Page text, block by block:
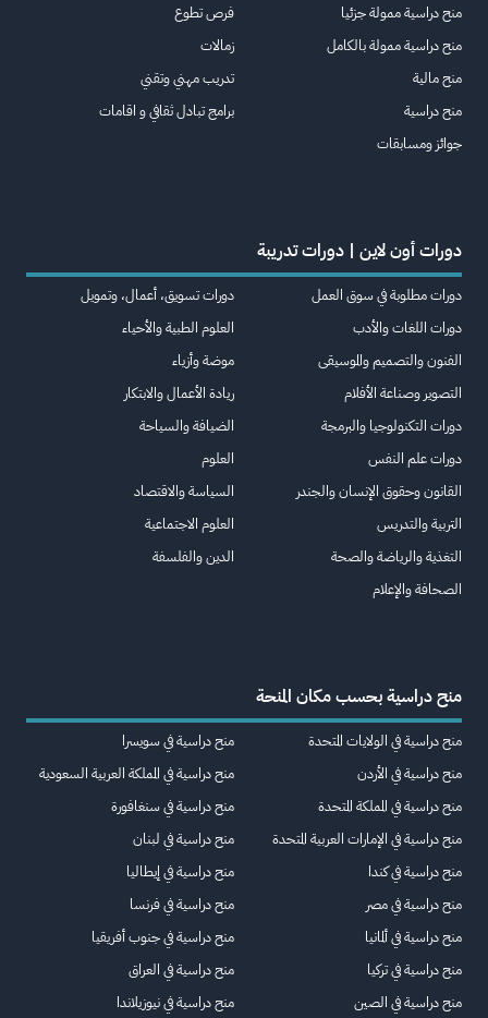
منح دراسية ممولة جزئيا
منح دراسية ممولة بالكامل
منح مالية
منح دراسية
جوائز ومسابقات
فرص تطوع
زمالات
تدريب مهني وتقني
برامج تبادل ثقافي و اقامات
دورات أون لاين | دورات تدريبة
دورات مطلوبة في سوق العمل
دورات اللغات والأدب
الفنون والتصميم والموسيقى
التصوير وصناعة الأفلام
دورات التكنولوجيا والبرمجة
دورات علم النفس
القانون وحقوق الإنسان والجندر
التربية والتدريس
التغذية والرياضة والصحة
الصحافة والإعلام
دورات تسويق، أعمال، وتمويل
العلوم الطبية والأحياء
موضة وأزياء
ريادة الأعمال والابتكار
الضيافة والسياحة
العلوم
السياسة والاقتصاد
العلوم الاجتماعية
الدين والفلسفة
منح دراسية بحسب مكان المنحة
منح دراسية في الولايات المتحدة
منح دراسية في الأردن
منح دراسية في المملكة المتحدة
منح دراسية في الإمارات العربية المتحدة
منح دراسية في كندا
منح دراسية في مصر
منح دراسية في ألمانيا
منح دراسية في تركيا
منح دراسية في الصين
منح دراسية في سويسرا
منح دراسية في المملكة العربية السعودية
منح دراسية في سنغافورة
منح دراسية في لبنان
منح دراسية في إيطاليا
منح دراسية في فرنسا
منح دراسية في جنوب أفريقيا
منح دراسية في العراق
منح دراسية في نيوزيلاندا